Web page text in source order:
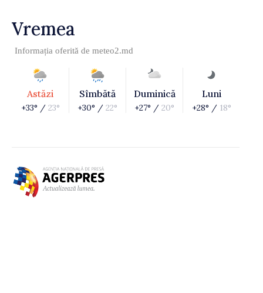
Vremea
Informația oferită de meteo2.md
Astăzi
+33° / 23°
Sîmbătă
+30° / 22°
Duminică
+27° / 20°
Luni
+28° / 18°